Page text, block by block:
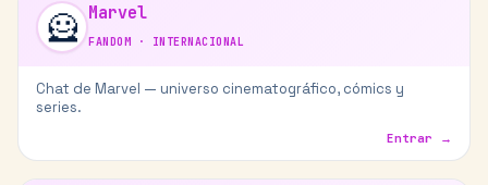
🦸 Marvel
FANDOM · INTERNACIONAL
Chat de Marvel — universo cinematográfico, cómics y
series.
Entrar →